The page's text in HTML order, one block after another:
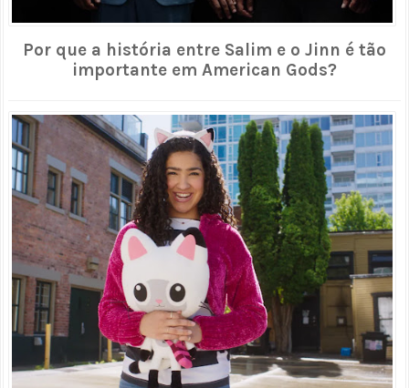
Por que a história entre Salim e o Jinn é tão
importante em American Gods?